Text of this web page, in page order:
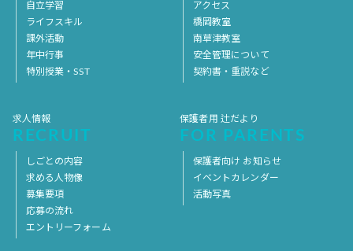
自立学習
ライフスキル
課外活動
年中行事
特別授業・SST
アクセス
橋岡教室
南草津教室
安全管理について
契約書・重説など
求人情報
RECRUIT
しごとの内容
求める人物像
募集要項
応募の流れ
エントリーフォーム
保護者用 辻だより
FOR PARENTS
保護者向け お知らせ
イベントカレンダー
活動写真